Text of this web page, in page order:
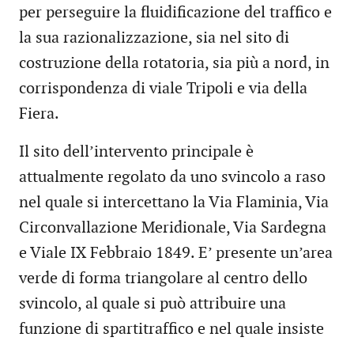
per perseguire la fluidificazione del traffico e
la sua razionalizzazione, sia nel sito di
costruzione della rotatoria, sia più a nord, in
corrispondenza di viale Tripoli e via della
Fiera.
Il sito dell’intervento principale è
attualmente regolato da uno svincolo a raso
nel quale si intercettano la Via Flaminia, Via
Circonvallazione Meridionale, Via Sardegna
e Viale IX Febbraio 1849. E’ presente un’area
verde di forma triangolare al centro dello
svincolo, al quale si può attribuire una
funzione di spartitraffico e nel quale insiste